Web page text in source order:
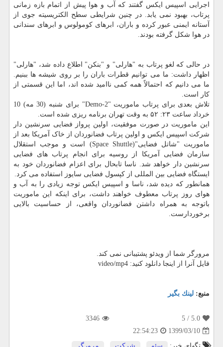
اجرایی اسپیس ایکس گفتند که آب و هوا پیش از اتمام بازه زمانی
پرتاب، بهبود نمی یابد. در چنین شرایطی سطح الکتریسیته جوی از
آستانه ایمنی عبور کرده و باران، ابرهای کومولوس و ابرهای سندانی
در هوا شکل گرفته بودند.
در حالی که لغو پرتاب به "هارلی" و "بنکن" اطلاع داده شد، "هارلی"
اظهار داشت: ما می توانیم قطرات باران را بر روی شیشه ها ببنیم.
ما می دانیم که احتمالاً همه کمی ناامید شده اند، اما این قسمتی از
کار است.
تلاش بعدی برای پرتاب ماموریت "Demo-2" برای شنبه (30 مه) 10
خرداد ساعت ۲۳: ۵۲ به وقت تهران برنامه ریزی شده است.
این ماموریت در صورت موفقیت، اولین پرواز فضایی سرنشین دار
شرکت اسپیس ایکس و اولین پرتاب فضانوردان از خاک آمریکا بعد از
ماموریت "شاتل فضایی"(Space Shuttle) است و موجب استقلال
سازمان فضایی آمریکا از روسیه برای انجام پرتاب های فضایی
سرنشین دار خواهد شد. ناسا تابحال برای اعزام فضانوردان خود به
ایستگاه فضایی بین المللی از کپسول فضایی سایوز استفاده می کرد.
همانطور که دیده شد، ناسا و اسپیس ایکس توجه زیادی را به آب و
هوای روز پرتاب معطوف خواهند داشت، برای اینکه این ماموریت
باتوجه به همراه داشتن فضانوردان واقعی، از حساسیت بالایی
برخوردارست.
مرورگر شما از ویدئو پشتیبانی نمی کند.
فایل آنرا از اینجا دانلود کنید: video/mp4
منبع: لینك بگیر
5.0
/ 5
3346
1399/03/10
22:54:23